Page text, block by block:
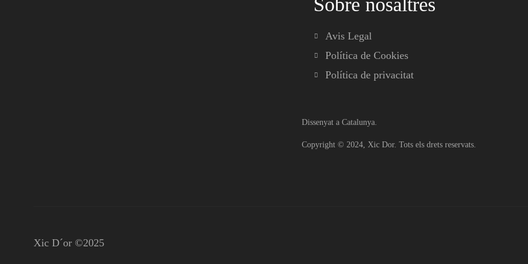
Avis Legal
Política de Cookies
Política de privacitat
Dissenyat a Catalunya.
Copyright © 2024, Xic Dor. Tots els drets reservats.
Xic D´or ©2025